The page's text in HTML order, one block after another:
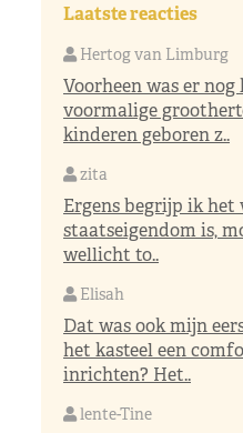
Laatste reacties
Hertog van Limburg
Voorheen was er
voormalige
kinderen geboren z..
zita
Ergens begrijp ik het
staatseigendom is,
wellicht to..
Elisah
Dat was ook mijn
het kasteel een
inrichten? Het..
lente-Tine